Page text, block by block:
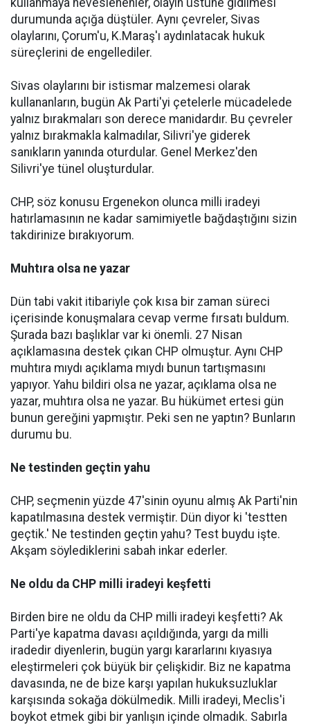
durumunda açığa düştüler. Aynı çevreler, Sivas
olaylarını, Çorum'u, K.Maraş'ı aydınlatacak hukuk
süreçlerini de engellediler.
Sivas olaylarını bir istismar malzemesi olarak
kullananların, bugün Ak Parti'yi çetelerle mücadelede
yalnız bırakmaları son derece manidardır. Bu çevreler
yalnız bırakmakla kalmadılar, Silivri'ye giderek
sanıkların yanında oturdular. Genel Merkez'den
Silivri'ye tünel oluşturdular.
CHP, söz konusu Ergenekon olunca milli iradeyi
hatırlamasının ne kadar samimiyetle bağdaştığını sizin
takdirinize bırakıyorum.
Muhtıra olsa ne yazar
Dün tabi vakit itibariyle çok kısa bir zaman süreci
içerisinde konuşmalara cevap verme fırsatı buldum.
Şurada bazı başlıklar var ki önemli. 27 Nisan
açıklamasına destek çıkan CHP olmuştur. Aynı CHP
muhtıra mıydı açıklama mıydı bunun tartışmasını
yapıyor. Yahu bildiri olsa ne yazar, açıklama olsa ne
yazar, muhtıra olsa ne yazar. Bu hükümet ertesi gün
bunun gereğini yapmıştır. Peki sen ne yaptın? Bunların
durumu bu.
Ne testinden geçtin yahu
CHP, seçmenin yüzde 47'sinin oyunu almış Ak Parti'nin
kapatılmasına destek vermiştir. Dün diyor ki 'testten
geçtik.' Ne testinden geçtin yahu? Test buydu işte.
Akşam söylediklerini sabah inkar ederler.
Ne oldu da CHP milli iradeyi keşfetti
Birden bire ne oldu da CHP milli iradeyi keşfetti? Ak
Parti'ye kapatma davası açıldığında, yargı da milli
iradedir diyenlerin, bugün yargı kararlarını kıyasıya
eleştirmeleri çok büyük bir çelişkidir. Biz ne kapatma
davasında, ne de bize karşı yapılan hukuksuzluklar
karşısında sokağa dökülmedik. Milli iradeyi, Meclis'i
boykot etmek gibi bir yanlışın içinde olmadık. Sabırla